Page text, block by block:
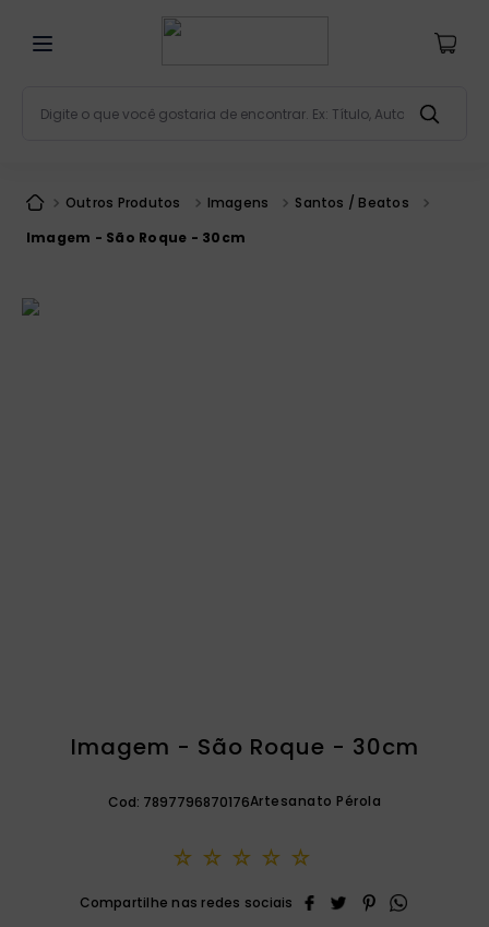
Outros Produtos Imagens
Santos / Beatos
Imagem - São Roque - 30cm
Imagem - São Roque - 30cm
Cod: 7897796870176Artesanato Pérola
☆ ☆ ☆ ☆ ☆
bíblia
2º liturgia